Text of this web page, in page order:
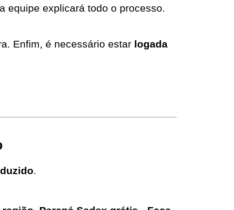
equipe explicará todo o processo.
Enfim, é necessário estar logada
.